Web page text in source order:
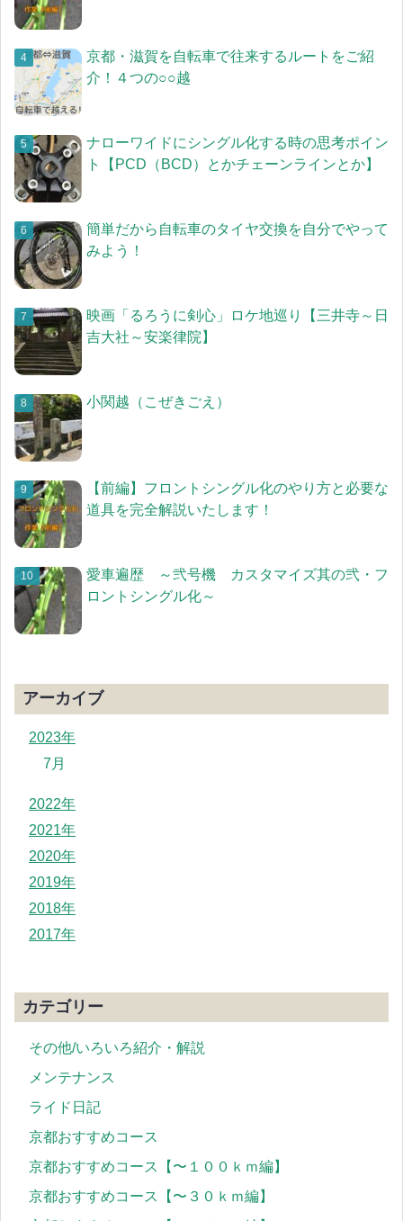
京都・滋賀を自転車で往来するルートをご紹
介！４つの○○越
ナローワイドにシングル化する時の思考ポイン
ト【PCD（BCD）とかチェーンラインとか】
簡単だから自転車のタイヤ交換を自分でやって
みよう！
映画「るろうに剣心」ロケ地巡り【三井寺～日
吉大社～安楽律院】
小関越（こぜきごえ）
【前編】フロントシングル化のやり方と必要な
道具を完全解説いたします！
愛車遍歴 ～弐号機 カスタマイズ其の弐・フ
ロントシングル化～
アーカイブ
2023年
7月
2022年
2021年
2020年
2019年
2018年
2017年
カテゴリー
その他/いろいろ紹介・解説
メンテナンス
ライド日記
京都おすすめコース
京都おすすめコース【〜１００ｋｍ編】
京都おすすめコース【〜３０ｋｍ編】